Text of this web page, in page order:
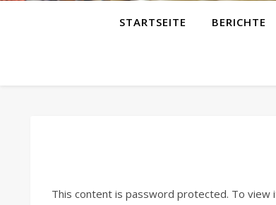
STARTSEITE BERICHTE
This content is password protected. To